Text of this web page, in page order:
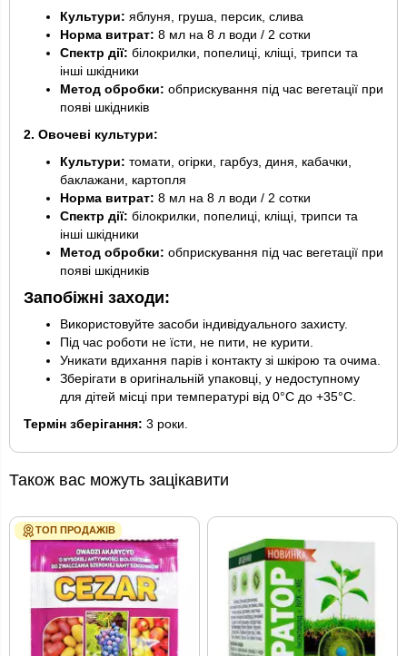
Культури: яблуня, груша, персик, слива
Норма витрат: 8 мл на 8 л води / 2 сотки
Спектр дії: білокрилки, попелиці, кліщі, трипси та
інші шкідники
Метод обробки: обприскування під час вегетації при
появі шкідників
2. Овочеві культури:
Культури: томати, огірки, гарбуз, диня, кабачки,
баклажани, картопля
Норма витрат: 8 мл на 8 л води / 2 сотки
Спектр дії: білокрилки, попелиці, кліщі, трипси та
інші шкідники
Метод обробки: обприскування під час вегетації при
появі шкідників
Запобіжні заходи:
Використовуйте засоби індивідуального захисту.
Під час роботи не їсти, не пити, не курити.
Уникати вдихання парів і контакту зі шкірою та очима.
Зберігати в оригінальній упаковці, у недоступному
для дітей місці при температурі від 0°C до +35°C.
Термін зберігання: 3 роки.
Також вас можуть зацікавити
ТОП ПРОДАЖІВ